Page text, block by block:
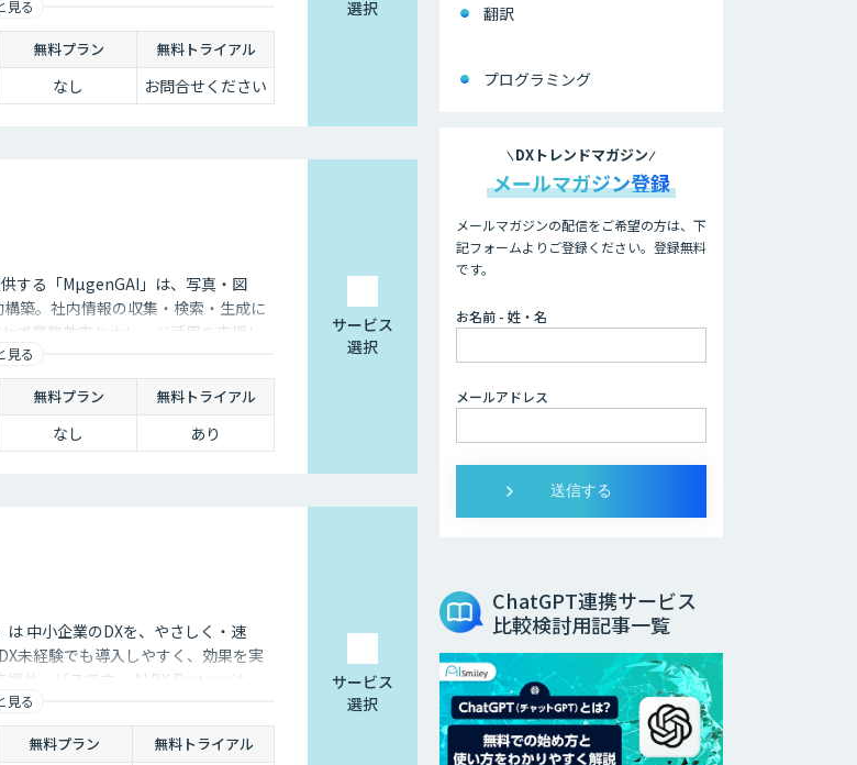
見る
無料プラン 無料トライアル
なし お問合せください
選択
する「MµgenGAI」は、写真・図
築。社内情報の収集・検索・生成に
ず業務効率とナレッジ活用を支援し
見る
無料プラン 無料トライアル
なし あり
サービス
選択
中小企業のDXを、やさしく・速
未経験でも導入しやすく、効果を実
サービスです。 AI DX Partnerは、
スに、 地方・中小企業のための“現
て支援いたします。 私たちは、コン
『ちょうどいいDX』を実現します。
見る
無料プラン 無料トライアル
サービス
選択
翻訳
プログラミング
DXトレンドマガジン
メールマガジン登録
メールマガジンの配信をご希望の方は、下
記フォームよりご登録ください。登録無料
です。
お名前 - 姓・名
メールアドレス
ChatGPT連携サービス
比較検討用記事一覧